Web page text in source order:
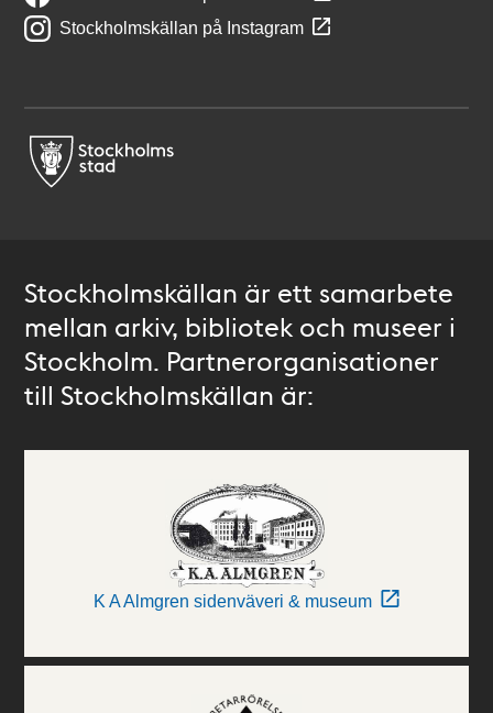
Stockholmskällan på Instagram
Stockholmskällan är ett samarbete
mellan arkiv, bibliotek och museer i
Stockholm. Partnerorganisationer
till Stockholmskällan är:
K A Almgren sidenväveri & museum